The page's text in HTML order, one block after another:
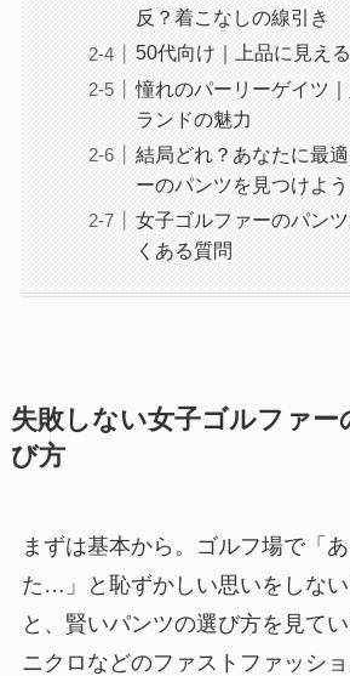
反？着こなしの線引き
50代向け｜上品に見え
憧れのパーリーゲイツ
ランドの魅力
結局どれ？あなたに最
ーのパンツを見つけよう
女子ゴルファーのパン
くある質問
失敗しない女子ゴルファー
び方
まずは基本から。ゴルフ場で「
た…」と恥ずかしい思いをしな
と、賢いパンツの選び方を見て
ニクロなどのファストファッシ